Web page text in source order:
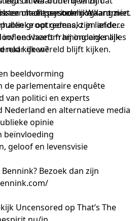
uit die periode nog lang niet
machtssysteem. Waarom
groot gemaakt en andere
invloed heeft framing eigenlijk
kijken?
een heel persoonlijke kant zien.
optredens, zijn liefde
en waarom hij ondanks alles
naar de wereld blijft kijken.
beeldvorming
de parlementaire enquête
van politici en experts
Nederland en alternatieve media
opinie
beïnvloeding
geloof en levensvisie
Bezoek dan zijn
Uncensored op That’s The